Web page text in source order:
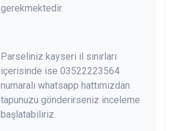
gerekmektedir.
Parseliniz kayseri il sınırları
içerisinde ise 03522223564
numaralı whatsapp hattımızdan
tapunuzu gönderirseniz inceleme
başlatabiliriz.